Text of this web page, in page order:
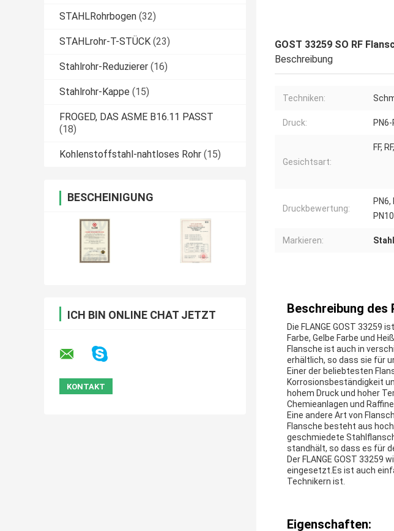
STAHLRohrbogen (32)
STAHLrohr-T-STÜCK (23)
Stahlrohr-Reduzierer (16)
Stahlrohr-Kappe (15)
FROGED, DAS ASME B16.11 PASST
(18)
Kohlenstoffstahl-nahtloses Rohr (15)
BESCHEINIGUNG
ICH BIN ONLINE CHAT JETZT
GOST 33259 SO RF
Beschreibung
Techniken:
Druck:
Gesichtsart:
FF,
Druckbewertung:
PN6,
Markieren:
Beschreibung des
Die FLANGE GOST
Farbe, Gelbe Farbe und
Flansche ist auch in
erhältlich, so dass sie für
Einer der beliebtesten
Korrosionsbeständigkeit
hohem Druck und hoher
Chemieanlagen und
Eine andere Art von
Flansche besteht aus
geschmiedete
standhält, so dass es für
Der FLANGE GOST
eingesetzt.Es ist auch
Technikern ist.
Eigenschaften: